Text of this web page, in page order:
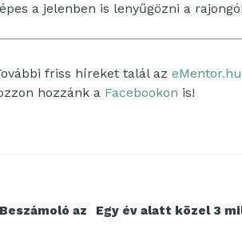
a jelenben is lenyűgözni a
friss híreket talál az eMentor.hu
hozzánk a Facebookon is!
az
Egy év alatt közel 3